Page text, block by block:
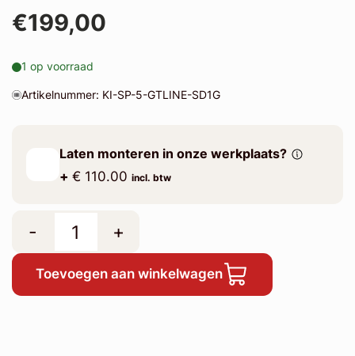
€199,00
1 op voorraad
Artikelnummer: KI-SP-5-GTLINE-SD1G
Laten monteren in onze werkplaats?
+ € 110.00 incl. btw
- +
Toevoegen aan winkelwagen